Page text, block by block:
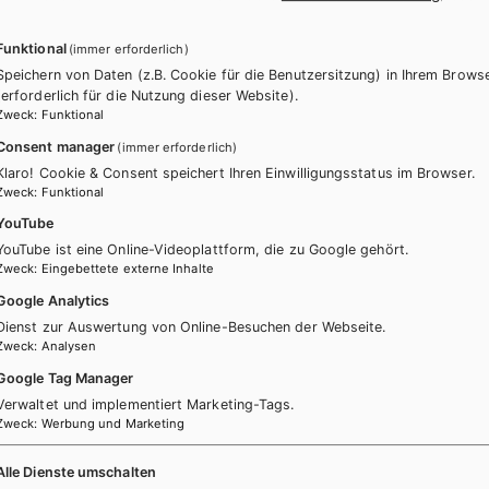
Bände dieser
(immer erforderlich)
von Daten (z.B. Cookie für die Benutzersitzung) in Ihrem
für die Nutzung dieser Website).
: Funktional
manager (immer erforderlich)
Cookie & Consent speichert Ihren Einwilligungsstatus im Browser.
: Funktional
ist eine Online-Videoplattform, die zu Google gehört.
: Eingebettete externe Inhalte
Analytics
zur Auswertung von Online-Besuchen der Webseite.
: Analysen
Tag Manager
und implementiert Marketing-Tags.
: Werbung und Marketing
Dienste umschalten